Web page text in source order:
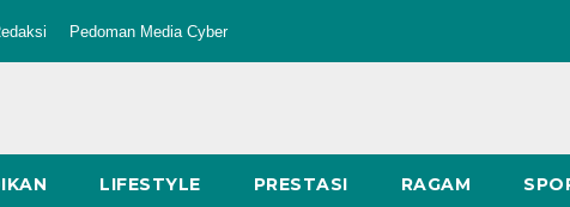
Pedoman Media Cyber
LIFESTYLE PRESTASI RAGAM